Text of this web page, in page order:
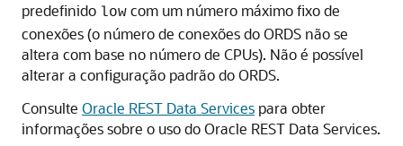
predefinido low com um número máximo fixo de
conexões (o número de conexões do ORDS não se
altera com base no número de CPUs). Não é possível
alterar a configuração padrão do ORDS.
Consulte Oracle REST Data Services para obter
informações sobre o uso do Oracle REST Data Services.